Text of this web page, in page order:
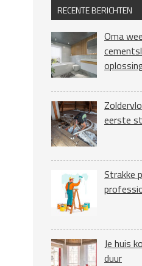
RECENTE BERICHTEN
Oma
eerste
Strakke
Je huis
duur